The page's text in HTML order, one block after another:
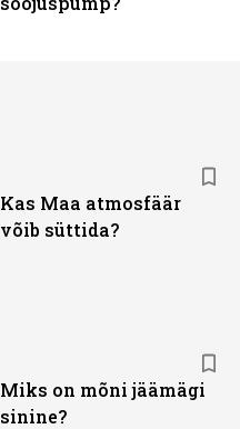
Kas Maa atmosfäär
võib süttida?
Miks on mõni jäämägi
sinine?